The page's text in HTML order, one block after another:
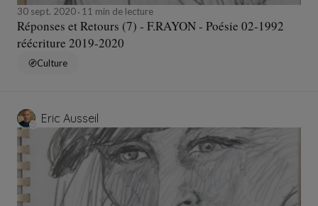
30 sept. 2020 11 min de lecture
Réponses et Retours (7) - F.RAYON - Poésie 02-1992
réécriture 2019-2020
Culture
Eric Ausseil